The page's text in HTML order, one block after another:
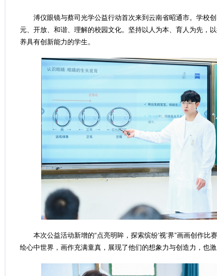
溥仪眼镜与蔡司光学公益行动首次来到云南省昭通市。学校
元、开放、和谐、理解的校园文化。坚持以人为本、育人为先，
养具有创新能力的学生。
本次公益活动新增的“点亮明眸，探索缤纷‘视’界”画画创作比
绘心中世界，画作充满童真，展现了他们的想象力与创造力，也